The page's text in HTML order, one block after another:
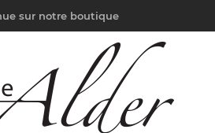
sur notre boutique